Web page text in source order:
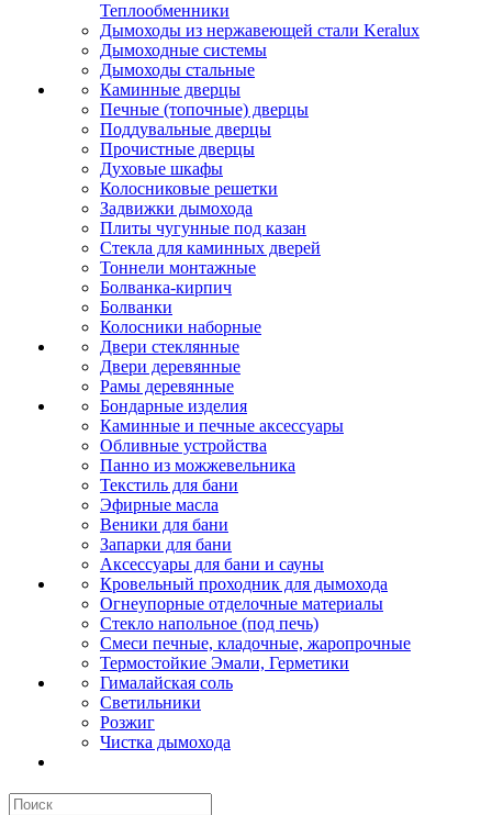
Теплообменники
Дымоходы из нержавеющей стали Keralux
Дымоходные системы
Дымоходы стальные
Каминные дверцы
Печные (топочные) дверцы
Поддувальные дверцы
Прочистные дверцы
Духовые шкафы
Колосниковые решетки
Задвижки дымохода
Плиты чугунные под казан
Стекла для каминных дверей
Тоннели монтажные
Болванка-кирпич
Болванки
Колосники наборные
Двери стеклянные
Двери деревянные
Рамы деревянные
Бондарные изделия
Каминные и печные аксессуары
Обливные устройства
Панно из можжевельника
Текстиль для бани
Эфирные масла
Веники для бани
Запарки для бани
Аксессуары для бани и сауны
Кровельный проходник для дымохода
Огнеупорные отделочные материалы
Стекло напольное (под печь)
Смеси печные, кладочные, жаропрочные
Термостойкие Эмали, Герметики
Гималайская соль
Светильники
Розжиг
Чистка дымохода